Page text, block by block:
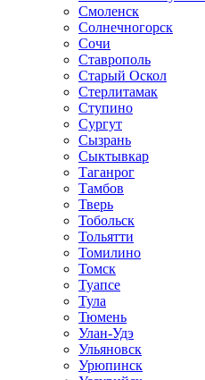
Смоленск
Солнечногорск
Сочи
Ставрополь
Старый Оскол
Стерлитамак
Ступино
Сургут
Сызрань
Сыктывкар
Таганрог
Тамбов
Тверь
Тобольск
Тольятти
Томилино
Томск
Туапсе
Тула
Тюмень
Улан-Удэ
Ульяновск
Урюпинск